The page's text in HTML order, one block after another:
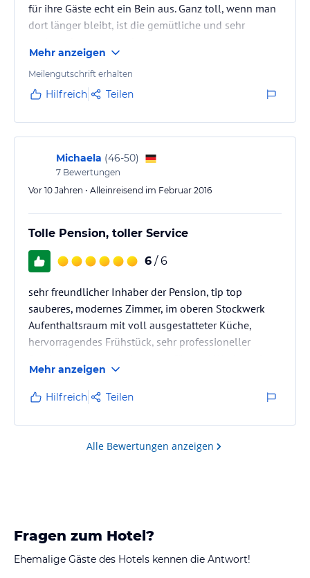
für ihre Gäste echt ein Bein aus. Ganz toll, wenn man
dort länger bleibt, ist die gemütliche und sehr
Gemeinschaftsküche, in der man durchaus abends
auch mit einem Bierchen sitzen kann. Man kann das
Frühstück jedoch auch dazu buchen und wird
Selbst hier bleiben keine Wünsche offen. Alle Zimmer
sind sehr gepflegt und modern. Mir…
Mehr anzeigen
Meilengutschrift erhalten
Hilfreich Teilen
Michaela (46-50)
7 Bewertungen
Vor 10 Jahren • Alleinreisend im Februar 2016
Tolle Pension, toller Service
6 / 6
sehr freundlicher Inhaber der Pension, tip top
sauberes, modernes Zimmer, im oberen Stockwerk
Aufenthaltsraum mit voll ausgestatteter Küche,
hervorragendes Frühstück, sehr professioneller
Fön geliehen bekommen ,da ich meinen vergessen
hatte.
Besonderes Lob an das hilfsbereite und
zuvorkommende Personal
Mehr anzeigen
Hilfreich Teilen
Alle Bewertungen anzeigen
Fragen zum Hotel?
Ehemalige Gäste des Hotels kennen die Antwort!